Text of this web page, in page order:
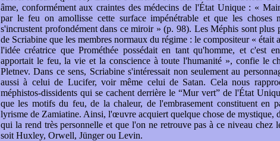
âme, conformément aux craintes des médecins de l'État Unique : «
par le feu on amollisse cette surface impénétrable et que les choses
s'incrustent profondément dans ce miroir » (p. 98). Les Méphis sont plus
de Scriabine que les membres normaux du régime : le compositeur « était
l'idée créatrice que Prométhée possédait en tant qu'homme, et c'est
apportait le feu, la vie et la conscience à toute l'humanité », confie le
Pletnev. Dans ce sens, Scriabine s'intéressait non seulement au
aussi à celui de Lucifer, voir même celui de Satan. Cela nous
méphistos-dissidents qui se cachent derrière le “Mur vert” de l'État
que les motifs du feu, de la chaleur, de l'embrasement constituent en
lyrisme de Zamiatine. Ainsi, l'œuvre acquiert quelque chose de mystique,
qui la rend très personnelle et que l'on ne retrouve pas à ce niveau chez
soit Huxley, Orwell, Jünger ou Levin.